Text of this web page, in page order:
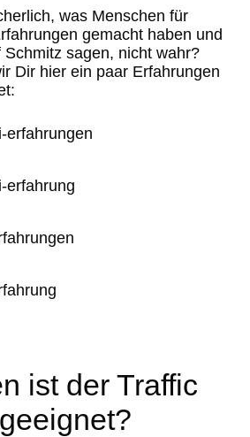
was Menschen für
gemacht haben und
sagen, nicht wahr?
Dir hier ein paar Erfahrungen
ist der Traffic